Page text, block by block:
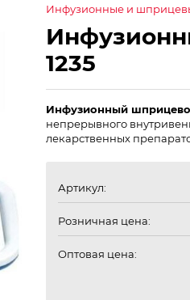
Инфузионные и
1235
Инфузионный
непрерывного
лекарственных
Артикул:
Розничная цена:
Оптовая цена: